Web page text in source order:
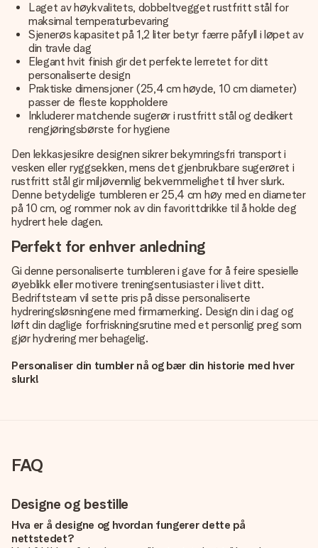
Laget av høykvalitets, dobbeltvegget rustfritt stål for
maksimal temperaturbevaring
Sjenerøs kapasitet på 1,2 liter betyr færre påfyll i løpet av
din travle dag
Elegant hvit finish gir det perfekte lerretet for ditt
personaliserte design
Praktiske dimensjoner (25,4 cm høyde, 10 cm diameter)
passer de fleste koppholdere
Inkluderer matchende sugerør i rustfritt stål og dedikert
rengjøringsbørste for hygiene
Den lekkasjesikre designen sikrer bekymringsfri transport i
vesken eller ryggsekken, mens det gjenbrukbare sugerøret i
rustfritt stål gir miljøvennlig bekvemmelighet til hver slurk.
Denne betydelige tumbleren er 25,4 cm høy med en diameter
på 10 cm, og rommer nok av din favorittdrikke til å holde deg
hydrert hele dagen.
Perfekt for enhver anledning
Gi denne personaliserte tumbleren i gave for å feire spesielle
øyeblikk eller motivere treningsentusiaster i livet ditt.
Bedriftsteam vil sette pris på disse personaliserte
hydreringsløsningene med firmamerking. Design din i dag og
løft din daglige forfriskningsrutine med et personlig preg som
gjør hydrering mer behagelig.
Personaliser din tumbler nå og bær din historie med hver
slurk!
FAQ
Designe og bestille
Hva er å designe og hvordan fungerer dette på
nettstedet?